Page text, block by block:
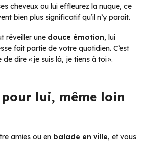
cheveux ou lui effleurez la nuque, ce
bien plus significatif qu’il n’y paraît.
réveiller une douce émotion, lui
fait partie de votre quotidien. C’est
de dire « je suis là, je tiens à toi ».
pour lui, même loin
amies ou en balade en ville, et vous